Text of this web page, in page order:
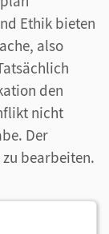
Ethik bieten
also
den
nicht
Der
bearbeiten.